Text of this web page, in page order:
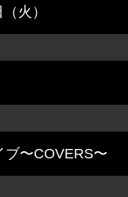
火）
ブ〜COVERS〜